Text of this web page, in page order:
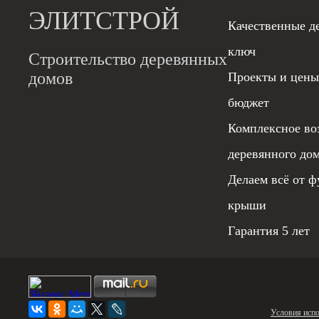
ЭЛИТСТРОЙ
Строительство деревянных
домов
Качественные
ключ
Проекты и
бюджет
Комплексное
деревянного
Делаем всё от
крыши
Гарантия 5 лет
Условия